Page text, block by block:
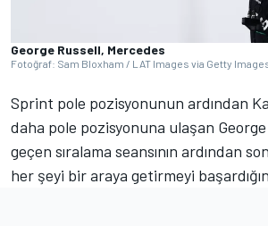
George Russell, Mercedes
Fotoğraf: Sam Bloxham / LAT Images via Getty
Sprint pole pozisyonunun ardından
daha pole pozisyonuna ulaşan
geçen sıralama seansının ardından
her şeyi bir araya getirmeyi